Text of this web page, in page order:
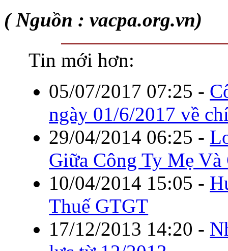
( Nguồn : vacpa.org.vn)
Tin mới hơn:
05/07/2017 07:25 -
ngày 01/6/2017 về
29/04/2014 06:25 -
Giữa Công Ty Mẹ
10/04/2014 15:05 -
Thuế GTGT
17/12/2013 14:20 -